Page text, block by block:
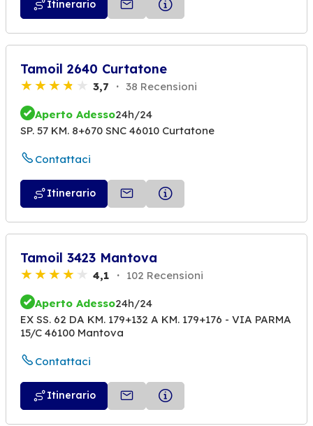
Itinerario
Tamoil 2640 Curtatone
3,7 38 Recensioni
Aperto Adesso24h/24
SP. 57 KM. 8+670 SNC 46010 Curtatone
Contattaci
Itinerario
Tamoil 3423 Mantova
4,1 102 Recensioni
Aperto Adesso24h/24
EX SS. 62 DA KM. 179+132 A KM. 179+176 - VIA PARMA
15/C 46100 Mantova
Contattaci
Itinerario